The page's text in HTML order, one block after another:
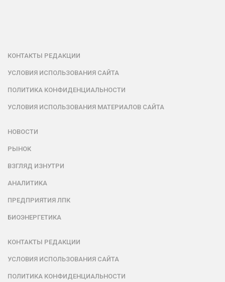
КОНТАКТЫ РЕДАКЦИИ
УСЛОВИЯ ИСПОЛЬЗОВАНИЯ САЙТА
ПОЛИТИКА КОНФИДЕНЦИАЛЬНОСТИ
УСЛОВИЯ ИСПОЛЬЗОВАНИЯ МАТЕРИАЛОВ САЙТА
НОВОСТИ
РЫНОК
ВЗГЛЯД ИЗНУТРИ
АНАЛИТИКА
ПРЕДПРИЯТИЯ ЛПК
БИОЭНЕРГЕТИКА
КОНТАКТЫ РЕДАКЦИИ
УСЛОВИЯ ИСПОЛЬЗОВАНИЯ САЙТА
ПОЛИТИКА КОНФИДЕНЦИАЛЬНОСТИ